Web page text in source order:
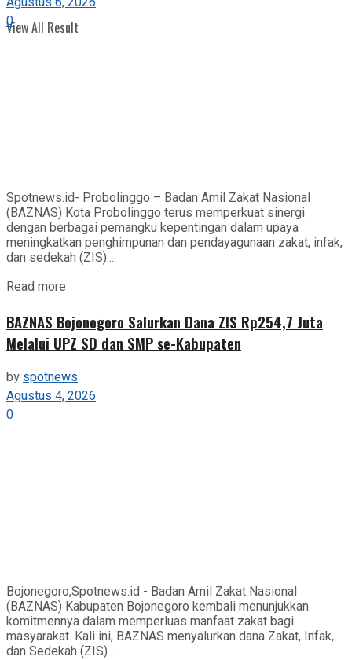
View All Result
0
Spotnews.id- Probolinggo – Badan Amil Zakat Nasional
(BAZNAS) Kota Probolinggo terus memperkuat sinergi
dengan berbagai pemangku kepentingan dalam upaya
meningkatkan penghimpunan dan pendayagunaan zakat, infak,
dan sedekah (ZIS)....
Read more
BAZNAS Bojonegoro Salurkan Dana ZIS Rp254,7 Juta
Melalui UPZ SD dan SMP se-Kabupaten
byspotnews
Agustus 4, 2026
0
Bojonegoro,Spotnews.id - Badan Amil Zakat Nasional
(BAZNAS) Kabupaten Bojonegoro kembali menunjukkan
komitmennya dalam memperluas manfaat zakat bagi
masyarakat. Kali ini, BAZNAS menyalurkan dana Zakat, Infak,
dan Sedekah (ZIS)...